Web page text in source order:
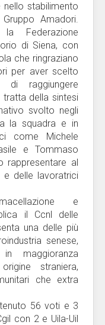
nello stabilimento
Amadori.
Federazione
di Siena, con
che ringraziano
per aver scelto
di raggiungere
tratta della sintesi
svolto negli
la squadra e in
come Michele
e Tommaso
rappresentare al
delle lavoratrici
e
il Ccnl delle
una delle più
senese,
maggioranza
straniera,
che extra
56 voti e 3
con 2 e Uila-Uil